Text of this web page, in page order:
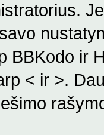
BBKodo ir
< ir >.